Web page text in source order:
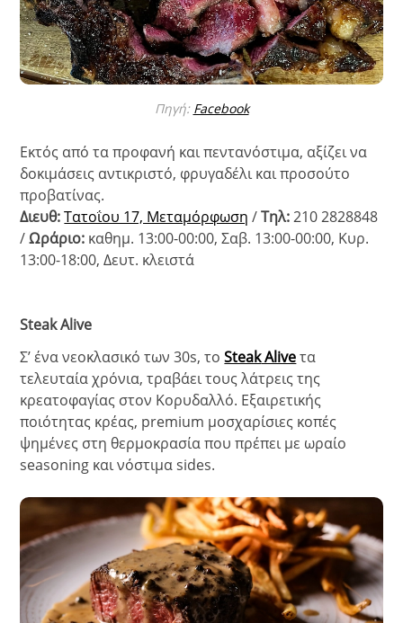
Πηγή: Facebook
Εκτός από τα προφανή και πεντανόστιμα, αξίζει να
δοκιμάσεις αντικριστό, φρυγαδέλι και προσούτο
προβατίνας.
Διευθ:Τατοΐου 17, Μεταμόρφωση /Τηλ:210 2828848
/Ωράριο: καθημ. 13:00-00:00, Σαβ. 13:00-00:00, Κυρ.
13:00-18:00, Δευτ. κλειστά
SteakAlive
Σ’ ένα νεοκλασικό των 30s, τοSteakAliveτα
τελευταία χρόνια, τραβάει τους λάτρεις της
κρεατοφαγίας στον Κορυδαλλό. Εξαιρετικής
ποιότητας κρέας, premium μοσχαρίσιες κοπές
ψημένες στη θερμοκρασία που πρέπει με ωραίο
seasoning και νόστιμα sides.